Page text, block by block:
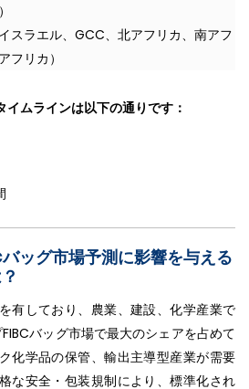
スラエル、GCC、北アフリカ、南アフ
フリカ）
ムラインは以下の通りです：
ッグ市場予測に影響を与える
有しており、農業、建設、化学産業で
バッグ市場で最大のシェアを占めて
化学品の保管、輸出主導型産業が需要
な安全・包装規制により、標準化され